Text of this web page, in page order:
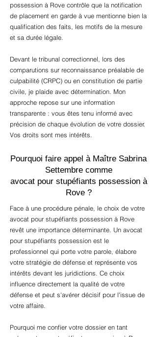
possession à Rove contrôle que la notification
de placement en garde à vue mentionne bien la
qualification des faits, les motifs de la mesure
et sa durée légale.
Devant le tribunal correctionnel, lors des
comparutions sur reconnaissance préalable de
culpabilité (CRPC) ou en constitution de partie
civile, je plaide avec détermination. Mon
approche repose sur une information
transparente : vous êtes tenu informé avec
précision de chaque évolution de votre dossier.
Vos droits sont mes intérêts.
Pourquoi faire appel à Maître Sabrina
Settembre comme
avocat pour stupéfiants possession à
Rove ?
Face à une procédure pénale, le choix de votre
avocat pour stupéfiants possession à Rove
revêt une importance déterminante. Un avocat
pour stupéfiants possession est le
professionnel qui porte votre parole, élabore
votre stratégie de défense et représente vos
intérêts devant les juridictions. Ce choix
influence directement la qualité de votre
défense et peut s'avérer décisif pour l'issue de
votre affaire.
Pourquoi me confier votre dossier en tant